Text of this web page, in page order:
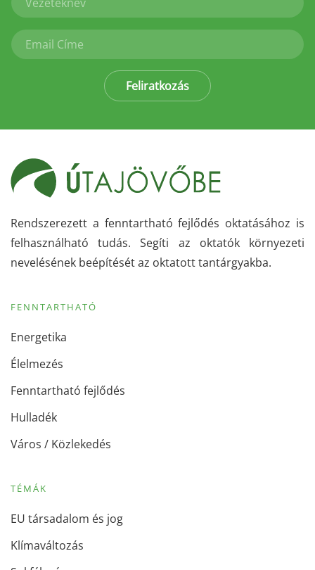
Feliratkozás
Rendszerezett a fenntartható fejlődés oktatásához is
felhasználható tudás. Segíti az oktatók környezeti
nevelésének beépítését az oktatott tantárgyakba.
FENNTARTHATÓ
Energetika
Élelmezés
Fenntartható fejlődés
Hulladék
Város / Közlekedés
TÉMÁK
EU társadalom és jog
Klímaváltozás